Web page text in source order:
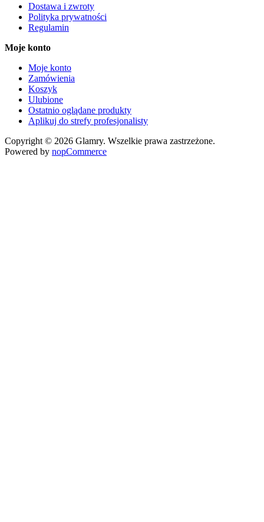
Dostawa i zwroty
Polityka prywatności
Regulamin
Moje konto
Moje konto
Zamówienia
Koszyk
Ulubione
Ostatnio oglądane produkty
Aplikuj do strefy profesjonalisty
Copyright © 2026 Glamry. Wszelkie prawa zastrzeżone.
Powered by nopCommerce